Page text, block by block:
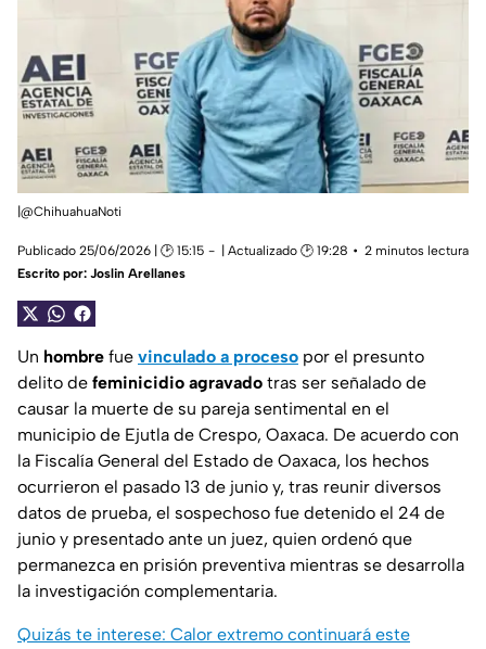
|@ChihuahuaNoti
Publicado 25/06/2026 | 🕑 15:15 | Actualizado 🕑 19:28
2 minutos lectura
Escrito por: Joslin Arellanes
Un hombre fue vinculado a proceso por el presunto
delito de feminicidio agravado tras ser señalado de
causar la muerte de su pareja sentimental en el
municipio de Ejutla de Crespo, Oaxaca. De acuerdo con
la Fiscalía General del Estado de Oaxaca, los hechos
ocurrieron el pasado 13 de junio y, tras reunir diversos
datos de prueba, el sospechoso fue detenido el 24 de
junio y presentado ante un juez, quien ordenó que
permanezca en prisión preventiva mientras se desarrolla
la investigación complementaria.
Quizás te interese: Calor extremo continuará este